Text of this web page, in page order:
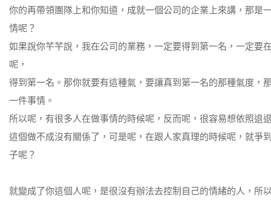
你的再帶領團隊上和你知道，成就一個公司的企業上來講，那是
情呢？
如果說你芊芊說，我在公司的業務，一定要得到第一名，一定要
呢，
得到第一名。那你就要有這種氣，要讓真到第一名的那種氣度，
一件事情。
所以呢，有很多人在做事情的時候呢，反而呢，很容易想依照退
這個做不成沒有關係了，可是呢，在跟人家真理的時候呢，就爭
子呢？
就變成了你這個人呢，是很沒有辦法去控制自己的情緒的人，所